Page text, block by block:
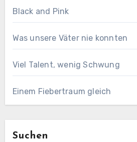
Black and Pink
Was unsere Väter nie konnten
Viel Talent, wenig Schwung
Einem Fiebertraum gleich
Suchen